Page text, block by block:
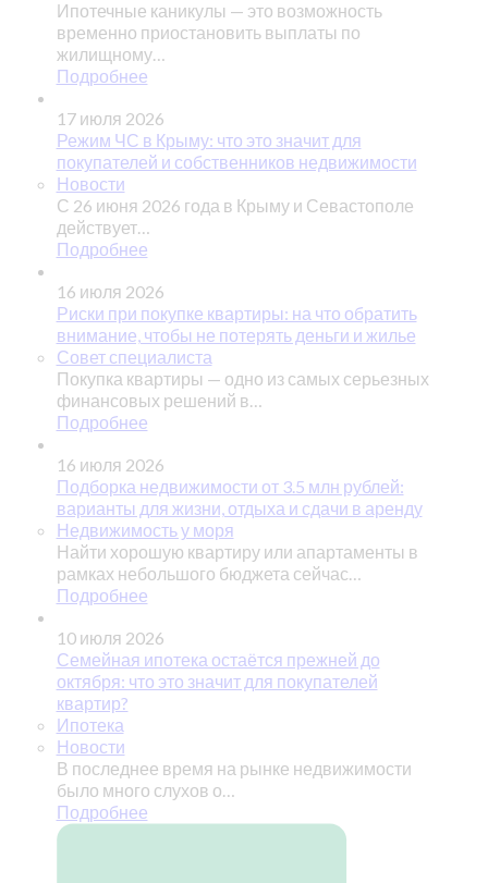
Ипотечные каникулы — это возможность
временно приостановить выплаты по
жилищному…
Подробнее
17 июля 2026
Режим ЧС в Крыму: что это значит для
покупателей и собственников недвижимости
Новости
С 26 июня 2026 года в Крыму и Севастополе
действует…
Подробнее
16 июля 2026
Риски при покупке квартиры: на что обратить
внимание, чтобы не потерять деньги и жилье
Совет специалиста
Покупка квартиры — одно из самых серьезных
финансовых решений в…
Подробнее
16 июля 2026
Подборка недвижимости от 3.5 млн рублей:
варианты для жизни, отдыха и сдачи в аренду
Недвижимость у моря
Найти хорошую квартиру или апартаменты в
рамках небольшого бюджета сейчас…
Подробнее
10 июля 2026
Семейная ипотека остаётся прежней до
октября: что это значит для покупателей
квартир?
Ипотека
Новости
В последнее время на рынке недвижимости
было много слухов о…
Подробнее